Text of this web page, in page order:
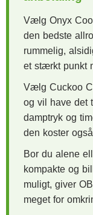
Vælg Onyx
den bedste
rummelig,
et stærkt punkt
Vælg Cuckoo
og vil have det
damptryk og
den koster
Bor du alene
kompakte og
muligt, giver
meget for